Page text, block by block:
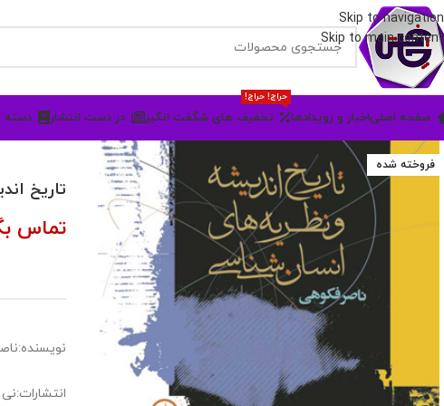
Skip to navigation
Skip to main content
صفحه اصلیاخبار و رویدادها تخفیف های شگفت انگیز
حراج! حراج!
در دست انتشار دسته
فروخته شده
تاریخ
تماس
انتشارات:نی